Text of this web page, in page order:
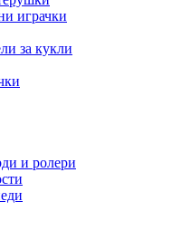
играчки
за кукли
и ролери